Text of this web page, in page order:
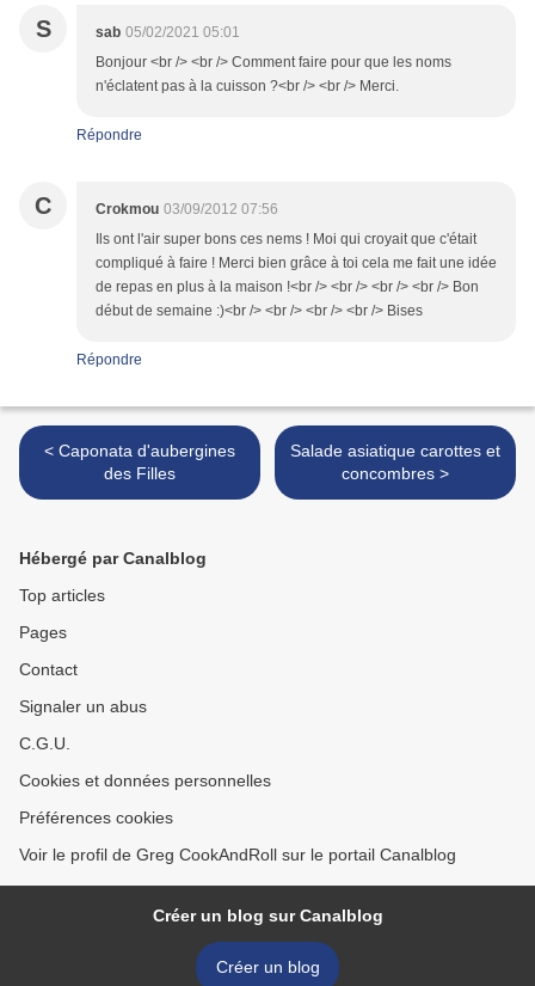
S sab 05/02/2021 05:01
Bonjour <br /> <br /> Comment faire pour que les noms
n'éclatent pas à la cuisson ?<br /> <br /> Merci.
Répondre
C Crokmou 03/09/2012 07:56
Ils ont l'air super bons ces nems ! Moi qui croyait que c'était
compliqué à faire ! Merci bien grâce à toi cela me fait une idée
de repas en plus à la maison !<br /> <br /> <br /> <br /> Bon
début de semaine :)<br /> <br /> <br /> <br /> Bises
Répondre
< Caponata d'aubergines
des Filles
Salade asiatique carottes et
concombres >
Hébergé par Canalblog
Top articles
Pages
Contact
Signaler un abus
C.G.U.
Cookies et données personnelles
Préférences cookies
Voir le profil de Greg CookAndRoll sur le portail Canalblog
Créer un blog sur Canalblog
Créer un blog